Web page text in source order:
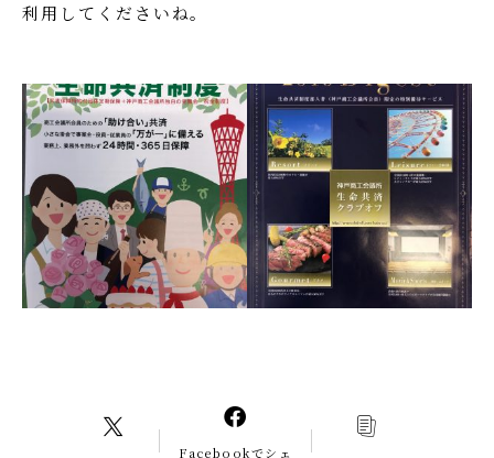
利用してくださいね。
Facebookでシェ